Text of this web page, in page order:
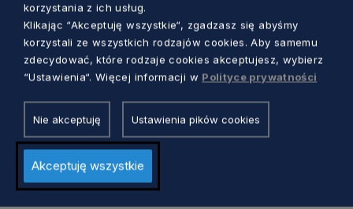
dla nas nie lada wyzwaniem. A na śmiałków
czyha aż 21 różnorakich bestii i potworów
stworzonych na bazie prawdziwych legend
kaszubskich oraz zapisów ze „Słownika gwar
wątek gry przeplata się natomiast z bogatym
zbiorem wierzeń, historii i bajek kaszubskich.
Innymi słowy – nawet wiedźmin Geralt nie
miałby na Kaszubach łatwej przeprawy.
korzystania z ich usług.
Klikając “Akceptuję wszystkie“, zgadzasz się abyśmy
korzystali ze wszystkich rodzajów cookies. Aby samemu
zdecydować, które rodzaje cookies akceptujesz, wybierz
“Ustawienia“. Więcej informacji w Polityce prywatności
Nie akceptuję Ustawienia pików cookies
Akceptuję wszystkie